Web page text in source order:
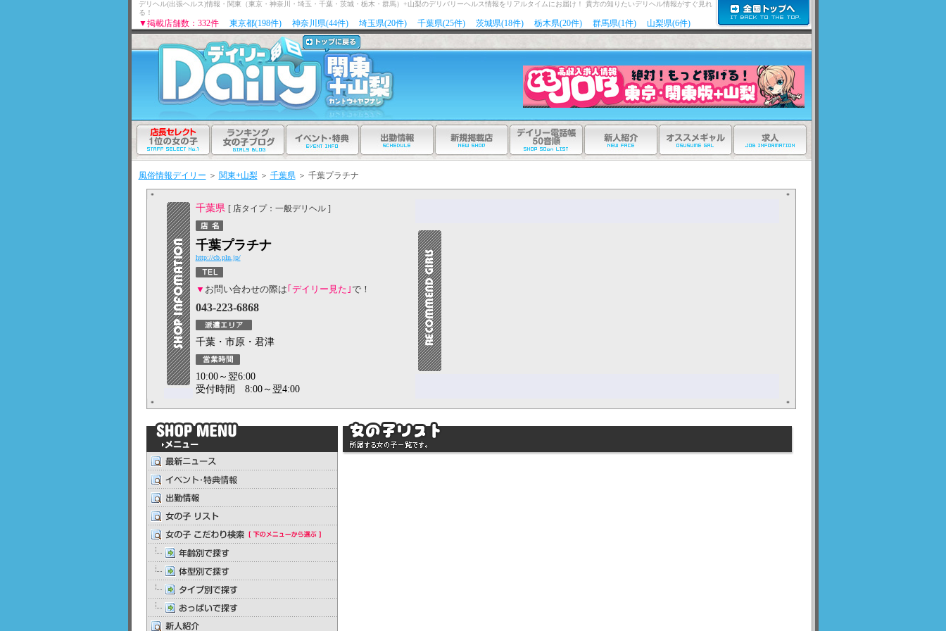
デリヘル(出張ヘルス)情報・関東（東京・神奈川・埼玉・千葉・茨城・栃木・群馬）+山梨のデリバリーヘルス情報をリアルタイムにお届け！ 貴方の知りたいデリヘル情報がすぐ見れ
る！
▼掲載店舗数：332件 東京都(198件) 神奈川県(44件) 埼玉県(20件) 千葉県(25件) 茨城県(18件) 栃木県(20件) 群馬県(1件) 山梨県(6件)
風俗情報デイリー ＞ 関東+山梨 ＞ 千葉県 ＞ 千葉プラチナ
千葉県 [ 店タイプ：一般デリヘル ]
千葉プラチナ
http://cb.pln.jp/
▼ お問い合わせの際は｢デイリー見た｣で！
043-223-6868
千葉・市原・君津
10:00～翌6:00
受付時間 8:00～翌4:00